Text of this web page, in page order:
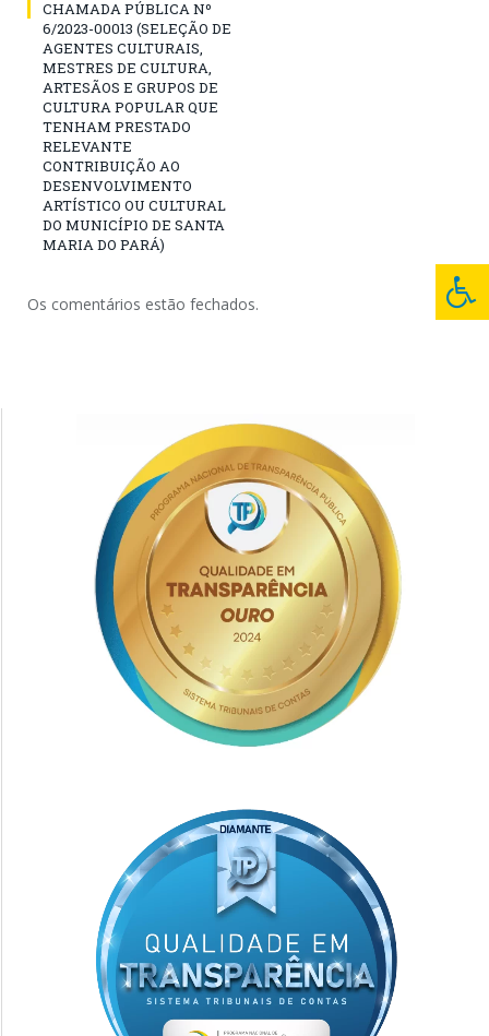
CHAMADA PÚBLICA Nº
6/2023-00013 (SELEÇÃO DE
AGENTES CULTURAIS,
MESTRES DE CULTURA,
ARTESÃOS E GRUPOS DE
CULTURA POPULAR QUE
TENHAM PRESTADO
RELEVANTE
CONTRIBUIÇÃO AO
DESENVOLVIMENTO
ARTÍSTICO OU CULTURAL
DO MUNICÍPIO DE SANTA
MARIA DO PARÁ)
Os comentários estão fechados.